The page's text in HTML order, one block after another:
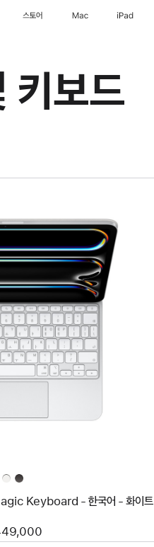
스토어 Mac iPad
키보드
지
델)
Keyboard - 한국어 - 화이트